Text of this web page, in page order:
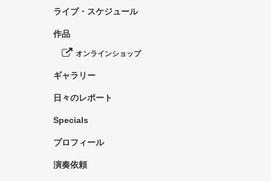
ライブ・スケジュール
作品
オンラインショップ
ギャラリー
日々のレポート
Specials
プロフィール
演奏依頼